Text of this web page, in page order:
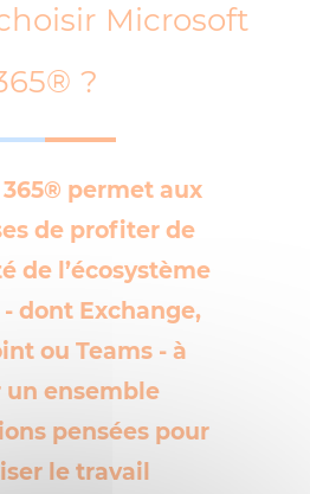
Microsoft
?
permet aux
de profiter de
de l’écosystème
dont Exchange,
ou Teams - à
un ensemble
pensées pour
le travail